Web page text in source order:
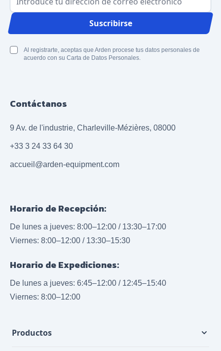
Dirección de correo electrónico
Suscribirse
Al registrarte, aceptas que Arden procese tus datos personales de
acuerdo con su Carta de Datos Personales.
Contáctanos
9 Av. de l'industrie, Charleville-Mézières, 08000
+33 3 24 33 64 30
accueil@arden-equipment.com
Horario de Recepción:
De lunes a jueves: 8:00–12:00 / 13:30–17:00
Viernes: 8:00–12:00 / 13:30–15:30
Horario de Expediciones:
De lunes a jueves: 6:45–12:00 / 12:45–15:40
Viernes: 8:00–12:00
Productos